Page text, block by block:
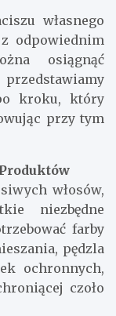
własnego
odpowiednim
osiągnąć
kroku, który
przy tym
włosów,
niezbędne
farby
pędzla
ochronnych,
czoło